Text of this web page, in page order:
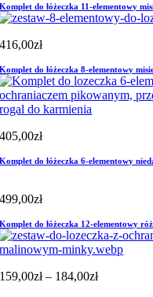
Komplet do łóżeczka 11-elementowy
416,00zł
Komplet do łóżeczka 8-elementowy
405,00zł
Komplet do łóżeczka 6-elementowy
499,00zł
Komplet do łóżeczka 12-elementowy
159,00zł – 184,00złZakres